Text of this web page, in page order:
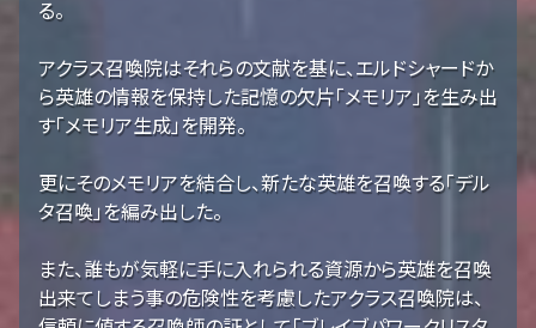
る。
アクラス召喚院はそれらの文献を基に、エルドシャードか
ら英雄の情報を保持した記憶の欠片「メモリア」を生み出
す「メモリア生成」を開発。
更にそのメモリアを結合し、新たな英雄を召喚する「デル
タ召喚」を編み出した。
また、誰もが気軽に手に入れられる資源から英雄を召喚
出来てしまう事の危険性を考慮したアクラス召喚院は、